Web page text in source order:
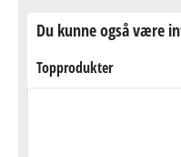
Du kunne også være
Topprodukter